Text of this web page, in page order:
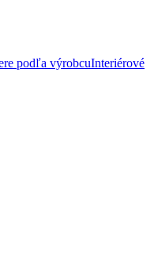
podľa výrobcuInteriérové